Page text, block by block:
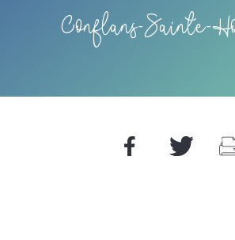
Conflans-Sainte-